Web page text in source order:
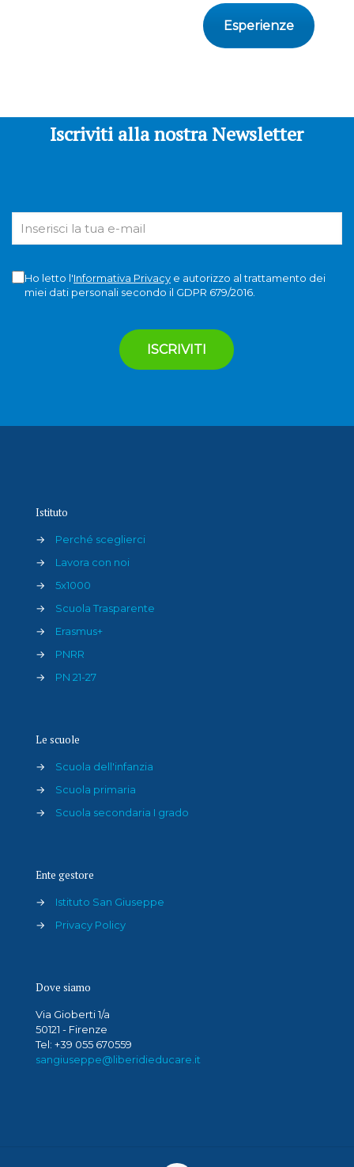
Esperienze
Iscriviti alla nostra Newsletter
Ho letto l'Informativa Privacye autorizzo al trattamento dei
miei dati personali secondo il GDPR 679/2016.
Istituto
→
Perché sceglierci
→
Lavora con noi
→
5x1000
→
Scuola Trasparente
→
Erasmus+
→
PNRR
→
PN 21-27
Le scuole
→
Scuola dell'infanzia
→
Scuola primaria
→
Scuola secondaria I grado
Ente gestore
→
Istituto San Giuseppe
→
Privacy Policy
Dove siamo
Via Gioberti 1/a
50121 - Firenze
Tel: +39 055 670559
sangiuseppe@liberidieducare.it